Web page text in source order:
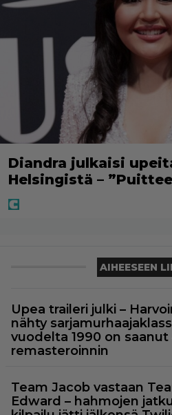
Diandra julkaisi
Helsingistä –
AIHEESEEN
Upea traileri julki –
nähty
vuodelta 1990 on saanut
remasteroinnin
Team Jacob vastaan
Edward – hahmojen